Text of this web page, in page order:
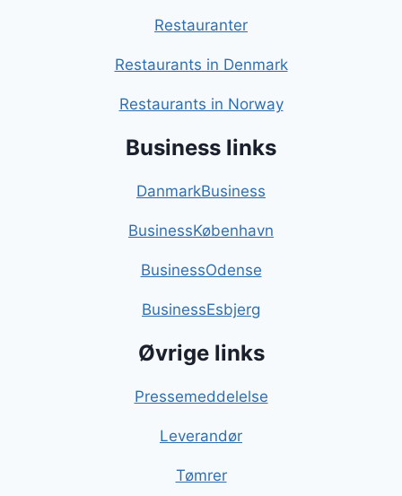
Restauranter
Restaurants in Denmark
Restaurants in Norway
Business links
DanmarkBusiness
BusinessKøbenhavn
BusinessOdense
BusinessEsbjerg
Øvrige links
Pressemeddelelse
Leverandør
Tømrer